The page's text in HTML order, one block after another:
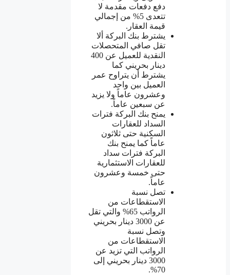
دفع دفعات مقدمة لا
تتعدى 5% من إجمالي
قيمة العقار.
يشترط بنك البركة ألا
تقل صافي المتحصلات
النقدية للعميل عن 400
دينار بحريني كما
يشترط أن يتراوح عمر
العميل بين واحد
وعشرون عاماً ولا يزيد
عن سبعين عاماً.
يمنح بنك البركة فترات
السداد للعقارات
السكنية حتى ثلاثون
عاماً كما يمنح بنك
البركة فترات سداد
للعقارات الاستثمارية
حتى خمسة وعشرون
عاماً.
تصل نسبة
الاستقطاعات من
الرواتب 65% والتي تقل
عن 3000 دينار بحريني
وتصل نسبة
الاستقطاعات من
الرواتب التي تزيد عن
3000 دينار بحريني إلى
70%.